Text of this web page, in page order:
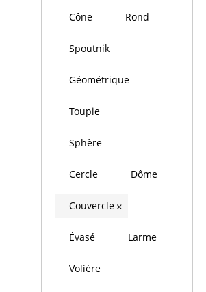
Cône Rond
Spoutnik
Géométrique
Toupie
Sphère
Cercle Dôme
Couvercle ×
Évasé Larme
Volière